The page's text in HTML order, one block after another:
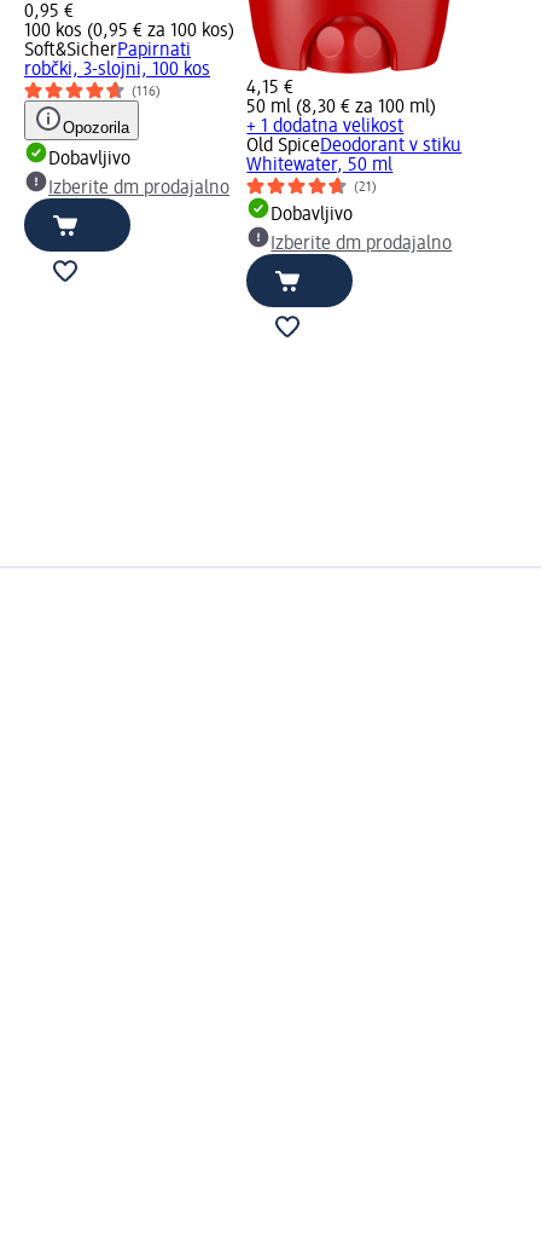
0,95 €
100 kos (0,95 € za 100 kos)
Soft&SicherPapirnati
robčki, 3-slojni, 100 kos
(116)
Opozorila
Dobavljivo
Izberite dm prodajalno
4,15 €
50 ml (8,30 € za 100 ml)
+ 1 dodatna velikost
Old SpiceDeodorant v stiku
Whitewater, 50 ml
(21)
Dobavljivo
Izberite dm prodajalno